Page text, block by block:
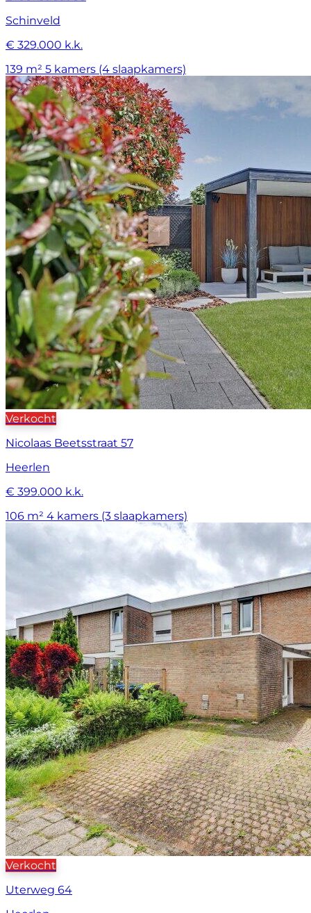
Schinveld
€ 329.000 k.k.
139 m² 5 kamers (4 slaapkamers)
Verkocht
Nicolaas Beetsstraat 57
Heerlen
€ 399.000 k.k.
106 m² 4 kamers (3 slaapkamers)
Verkocht
Uterweg 64